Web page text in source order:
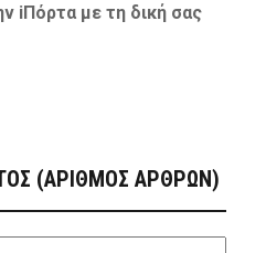
iΠόρτα με τη δική σας
(ΑΡΙΘΜΟΣ ΑΡΘΡΩΝ)